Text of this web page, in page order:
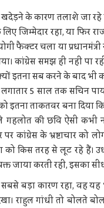
खदेड़ने के कारण तलाशे जा रहे
जिम्मेदार रहा, या
फैक्टर चला या
कांग्रेस समझ ही नहीं
इतना सब करने के बाद भी
लगातार 5 साल तक
इतना ताकतवर बना
की छवि ऐसी कभी
पर कांग्रेस के भ्रष्टाचार
को किस तरह से लूट रहे
जाया करती रही, इसका
बड़ा कारण रहा, वह यह
राहुल गांधी तो बोलते